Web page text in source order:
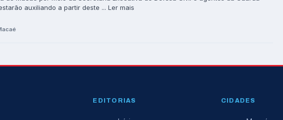
auxiliando a partir deste ... Ler mais
EDITORIAS CIDADES